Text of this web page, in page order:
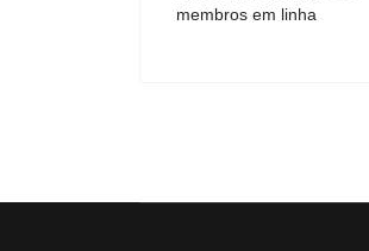
membros em linha